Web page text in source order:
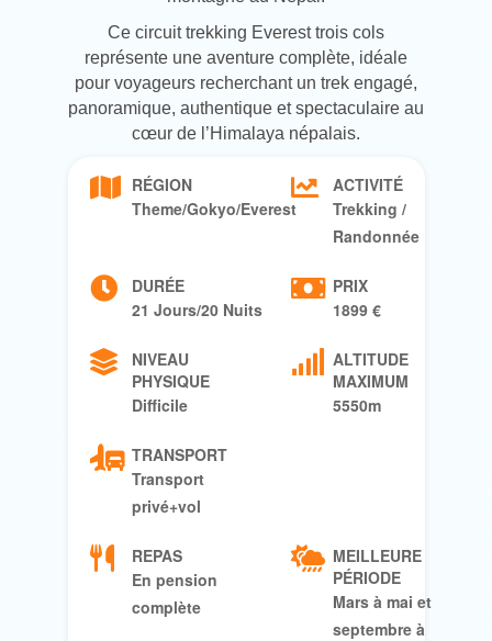
Ce circuit trekking Everest trois cols
représente une aventure complète, idéale
pour voyageurs recherchant un trek engagé,
panoramique, authentique et spectaculaire au
cœur de l’Himalaya népalais.
RÉGION
Theme/Gokyo/Everest
ACTIVITÉ
Trekking /
Randonnée
DURÉE
21 Jours/20 Nuits
PRIX
1899 €
NIVEAU
PHYSIQUE
Difficile
ALTITUDE
MAXIMUM
5550m
TRANSPORT
Transport
privé+vol
REPAS
En pension
complète
MEILLEURE
PÉRIODE
Mars à mai et
septembre à